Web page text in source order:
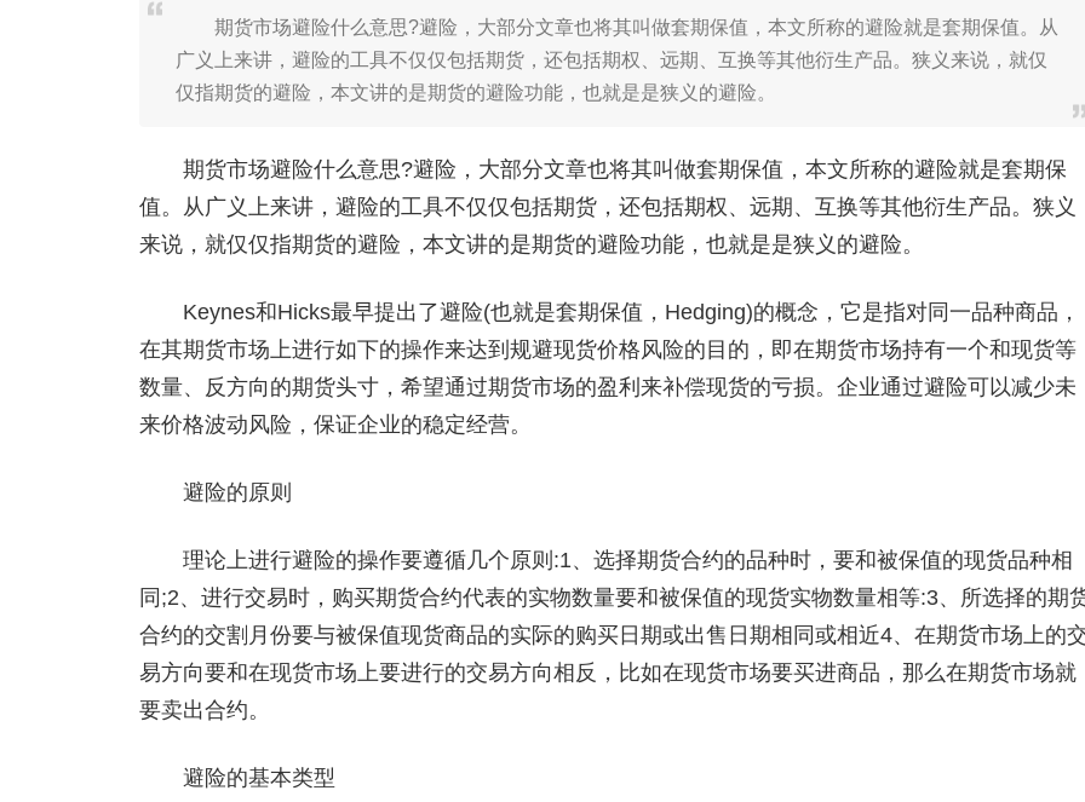
期货市场避险什么意思?避险，大部分文章也将其叫做套期保值，本文所称的避险就是套期保值。从
广义上来讲，避险的工具不仅仅包括期货，还包括期权、远期、互换等其他衍生产品。狭义来说，就仅
仅指期货的避险，本文讲的是期货的避险功能，也就是是狭义的避险。
期货市场避险什么意思?避险，大部分文章也将其叫做套期保值，本文所称的避险就是套期保
值。从广义上来讲，避险的工具不仅仅包括期货，还包括期权、远期、互换等其他衍生产品。狭义
来说，就仅仅指期货的避险，本文讲的是期货的避险功能，也就是是狭义的避险。
Keynes和Hicks最早提出了避险(也就是套期保值，Hedging)的概念，它是指对同一品种商品，
在其期货市场上进行如下的操作来达到规避现货价格风险的目的，即在期货市场持有一个和现货等
数量、反方向的期货头寸，希望通过期货市场的盈利来补偿现货的亏损。企业通过避险可以减少未
来价格波动风险，保证企业的稳定经营。
避险的原则
理论上进行避险的操作要遵循几个原则:1、选择期货合约的品种时，要和被保值的现货品种相
同;2、进行交易时，购买期货合约代表的实物数量要和被保值的现货实物数量相等:3、所选择的期
合约的交割月份要与被保值现货商品的实际的购买日期或出售日期相同或相近4、在期货市场上的
易方向要和在现货市场上要进行的交易方向相反，比如在现货市场要买进商品，那么在期货市场就
要卖出合约。
避险的基本类型